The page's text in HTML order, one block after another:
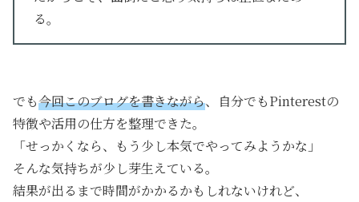
る。
でも今回このブログを書きながら、自分でもPinterestの
特徴や活用の仕方を整理できた。
「せっかくなら、もう少し本気でやってみようかな」
そんな気持ちが少し芽生えている。
結果が出るまで時間がかかるかもしれないけれど、